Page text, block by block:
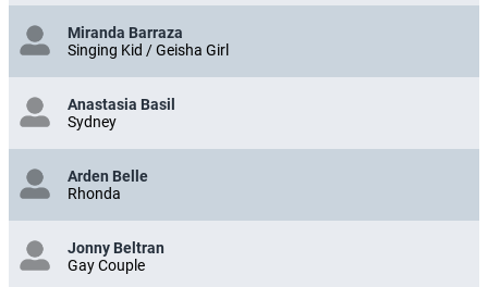
Miranda Barraza
Singing Kid / Geisha Girl
Anastasia Basil
Sydney
Arden Belle
Rhonda
Jonny Beltran
Gay Couple